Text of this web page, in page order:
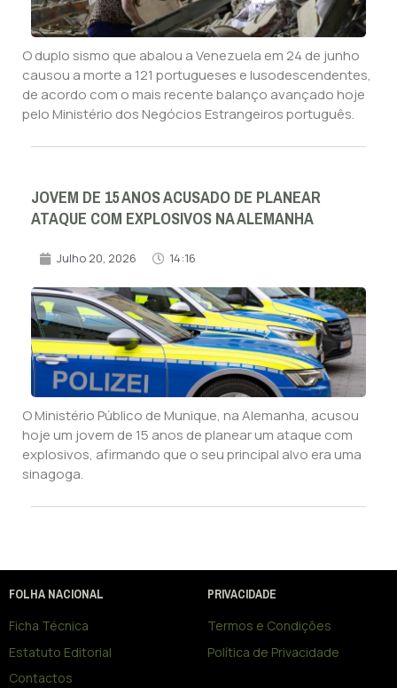
O duplo sismo que abalou a Venezuela em 24 de junho
causou a morte a 121 portugueses e lusodescendentes,
de acordo com o mais recente balanço avançado hoje
pelo Ministério dos Negócios Estrangeiros português.
JOVEM DE 15 ANOS ACUSADO DE PLANEAR
ATAQUE COM EXPLOSIVOS NA ALEMANHA
Julho 20, 2026 14:16
O Ministério Público de Munique, na Alemanha, acusou
hoje um jovem de 15 anos de planear um ataque com
explosivos, afirmando que o seu principal alvo era uma
sinagoga.
FOLHA NACIONAL
Ficha Técnica
Estatuto Editorial
Contactos
PRIVACIDADE
Termos e Condições
Política de Privacidade